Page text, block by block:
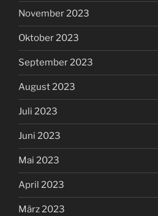
November 2023
Oktober 2023
September 2023
August 2023
Juli 2023
Juni 2023
Mai 2023
April 2023
März 2023